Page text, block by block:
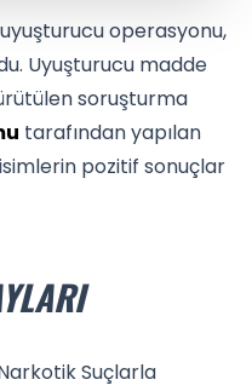
operasyonu,
Uyuşturucu madde
soruşturma
tarafından yapılan
pozitif sonuçlar
Suçlarla